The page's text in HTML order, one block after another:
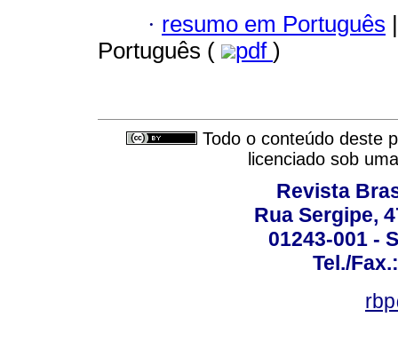
· resumo em Português |
Português (
pdf )
Todo o conteúdo deste
licenciado sob
Revista
Rua Sergipe,
01243-001 -
Tel./